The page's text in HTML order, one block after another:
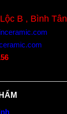
B , Bình Tân